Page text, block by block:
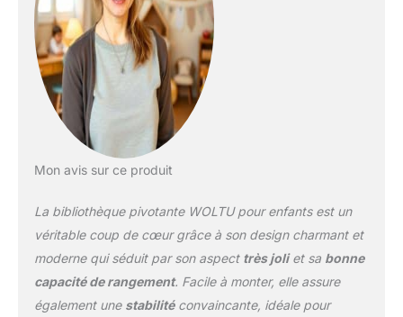
niveaux compartimentés,
la bibliothèque pour
enfant permet un
rangement bien organisé
des livres ou des jouets
Gain d’espace : La
bibliothèque d’angle
s’intégrer dans la
chambre d'enfant, le
salon, le bureau à
domicile, etc. Haute
qualité & Sécurité : En
MDF de qualité E1 peint
Mon avis sur ce produit
La bibliothèque pivotante WOLTU pour enfants est un
véritable coup de cœur grâce à son design charmant et
moderne qui séduit par son aspect très joliet sa bonne
capacité de rangement. Facile à monter, elle assure
également une stabilitéconvaincante, idéale pour